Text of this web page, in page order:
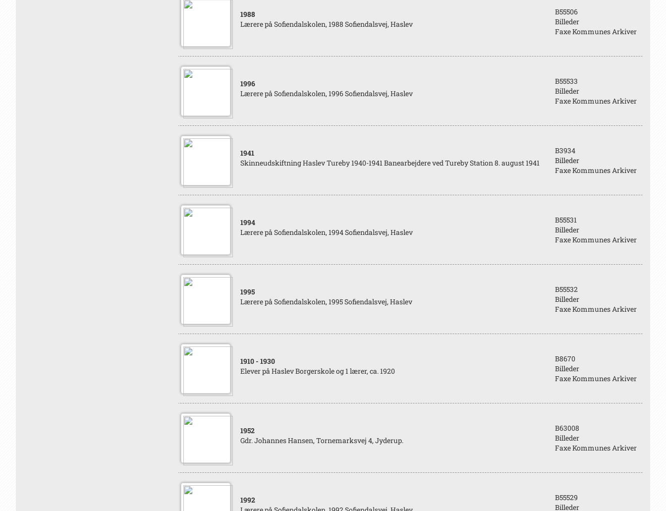
1988
Lærere på Sofiendalskolen, 1988 Sofiendalsvej, Haslev
B55506
Billeder
Faxe Kommunes Arkiver
1996
Lærere på Sofiendalskolen, 1996 Sofiendalsvej, Haslev
B55533
Billeder
Faxe Kommunes Arkiver
1941
Skinneudskiftning Haslev Tureby 1940-1941 Banearbejdere ved Tureby Station 8. august 1941
B3934
Billeder
Faxe Kommunes Arkiver
1994
Lærere på Sofiendalskolen, 1994 Sofiendalsvej, Haslev
B55531
Billeder
Faxe Kommunes Arkiver
1995
Lærere på Sofiendalskolen, 1995 Sofiendalsvej, Haslev
B55532
Billeder
Faxe Kommunes Arkiver
1910 - 1930
Elever på Haslev Borgerskole og 1 lærer, ca. 1920
B8670
Billeder
Faxe Kommunes Arkiver
1952
Gdr. Johannes Hansen, Tornemarksvej 4, Jyderup.
B63008
Billeder
Faxe Kommunes Arkiver
1992
B55529
Billeder